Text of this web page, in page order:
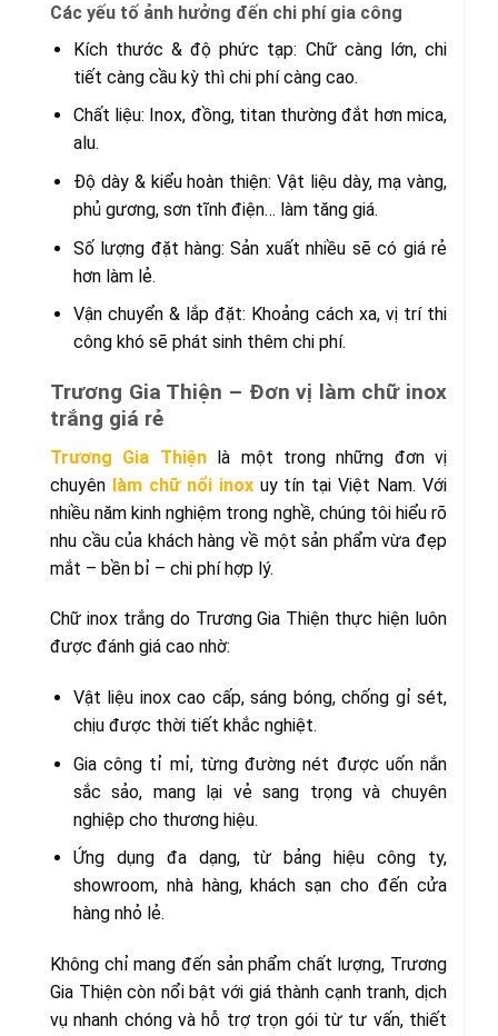
Các yếu tố ảnh hưởng đến chi phí gia công
Kích thước & độ phức tạp: Chữ càng lớn, chi
tiết càng cầu kỳ thì chi phí càng cao.
Chất liệu: Inox, đồng, titan thường đắt hơn mica,
alu.
Độ dày & kiểu hoàn thiện: Vật liệu dày, mạ vàng,
phủ gương, sơn tĩnh điện… làm tăng giá.
Số lượng đặt hàng: Sản xuất nhiều sẽ có giá rẻ
hơn làm lẻ.
Vận chuyển & lắp đặt: Khoảng cách xa, vị trí thi
công khó sẽ phát sinh thêm chi phí.
Trương Gia Thiện – Đơn vị làm chữ inox
trắng giá rẻ
Trương Gia Thiệnlà một trong những đơn vị
chuyên làm chữ nổi inoxuy tín tại Việt Nam. Với
nhiều năm kinh nghiệm trong nghề, chúng tôi hiểu rõ
nhu cầu của khách hàng về một sản phẩm vừa đẹp
mắt – bền bỉ – chi phí hợp lý.
Chữ inox trắng do Trương Gia Thiện thực hiện luôn
được đánh giá cao nhờ:
Vật liệu inox cao cấp, sáng bóng, chống gỉ sét,
chịu được thời tiết khắc nghiệt.
Gia công tỉ mỉ, từng đường nét được uốn nắn
sắc sảo, mang lại vẻ sang trọng và chuyên
nghiệp cho thương hiệu.
Ứng dụng đa dạng, từ bảng hiệu công ty,
showroom, nhà hàng, khách sạn cho đến cửa
hàng nhỏ lẻ.
Không chỉ mang đến sản phẩm chất lượng, Trương
Gia Thiện còn nổi bật với giá thành cạnh tranh, dịch
vụ nhanh chóng và hỗ trợ trọn gói từ tư vấn, thiết